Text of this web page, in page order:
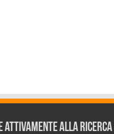
attivamente alla